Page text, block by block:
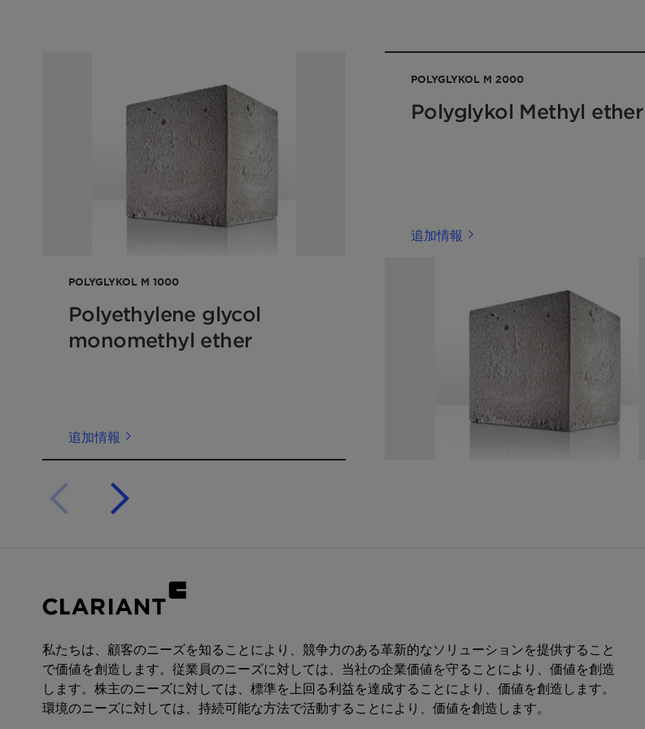
POLYGLYKOL M 1000
Polyethylene glycol
monomethyl ether
追加情報
POLYGLYKOL M 2000
Polyglykol Methyl ether
追加情報
私たちは、顧客のニーズを知ることにより、競争力のある革新的なソリューションを提供すること
で価値を創造します。従業員のニーズに対しては、当社の企業価値を守ることにより、価値を創造
します。株主のニーズに対しては、標準を上回る利益を達成することにより、価値を創造します。
環境のニーズに対しては、持続可能な方法で活動することにより、価値を創造します。